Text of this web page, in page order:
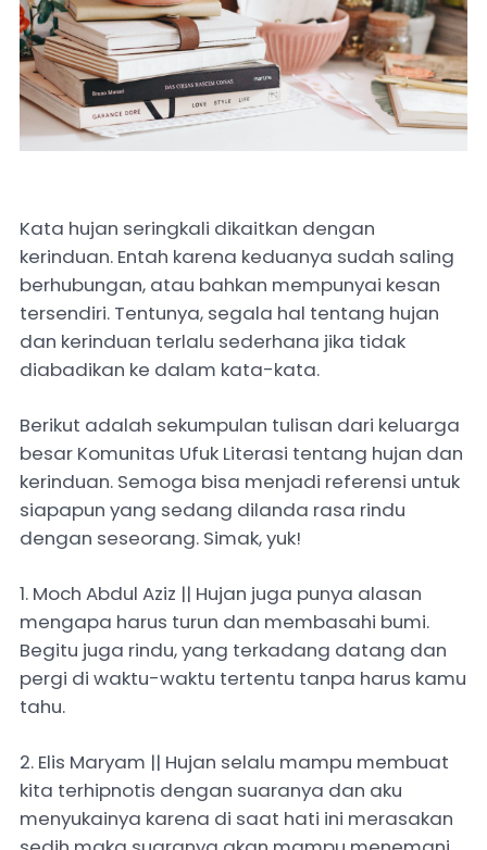
Kata hujan seringkali dikaitkan dengan
kerinduan. Entah karena keduanya sudah saling
berhubungan, atau bahkan mempunyai kesan
tersendiri. Tentunya, segala hal tentang hujan
dan kerinduan terlalu sederhana jika tidak
diabadikan ke dalam kata-kata.
Berikut adalah sekumpulan tulisan dari keluarga
besar Komunitas Ufuk Literasi tentang hujan dan
kerinduan. Semoga bisa menjadi referensi untuk
siapapun yang sedang dilanda rasa rindu
dengan seseorang. Simak, yuk!
1. Moch Abdul Aziz || Hujan juga punya alasan
mengapa harus turun dan membasahi bumi.
Begitu juga rindu, yang terkadang datang dan
pergi di waktu-waktu tertentu tanpa harus kamu
tahu.
2. Elis Maryam || Hujan selalu mampu membuat
kita terhipnotis dengan suaranya dan aku
menyukainya karena di saat hati ini merasakan